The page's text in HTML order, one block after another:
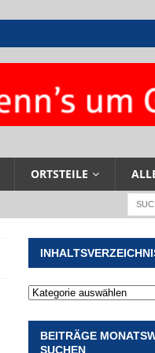
ORTSTEILE
BEITRÄGE
SUCHEN